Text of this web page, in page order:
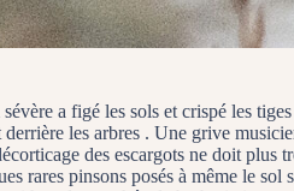
a figé les sols et crispé les
les arbres . Une grive
des escargots ne doit plus
rares pinsons posés à même le sol